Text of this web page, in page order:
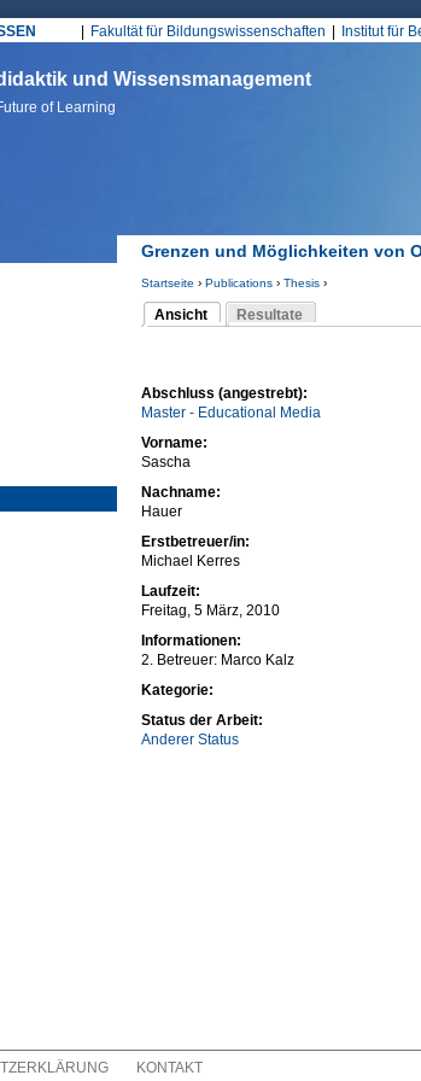
Fakultät für Bildungswissenschaften Institut für
und Wissensmanagement
of Learning
Grenzen und Möglichkeiten von
Sie sind hier
Startseite › Publications› Thesis›
Ansicht
(aktiver Reiter)
Resultate
Abschluss (angestrebt):
Master - Educational Media
Vorname:
Sascha
Nachname:
Hauer
Erstbetreuer/in:
Michael Kerres
Laufzeit:
Freitag, 5 März, 2010
Informationen:
2. Betreuer: Marco Kalz
Kategorie:
Status der Arbeit:
Anderer Status
KONTAKT